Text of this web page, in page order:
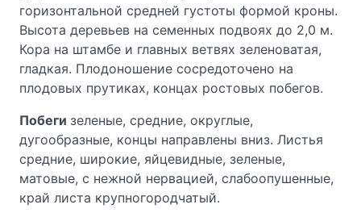
горизонтальной средней густоты формой кроны.
Высота деревьев на семенных подвоях до 2,0 м.
Кора на штамбе и главных ветвях зеленоватая,
гладкая. Плодоношение сосредоточено на
плодовых прутиках, концах ростовых побегов.
Побеги зеленые, средние, округлые,
дугообразные, концы направлены вниз. Листья
средние, широкие, яйцевидные, зеленые,
матовые, с нежной нервацией, слабоопушенные,
край листа крупногородчатый.